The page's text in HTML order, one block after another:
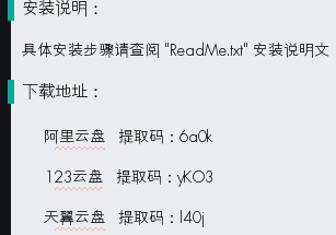
安装说明：
具体安装步骤请查阅 "ReadMe.txt" 安装说明文
下载地址：
阿里云盘 提取码：6a0k
123云盘 提取码：yKO3
天翼云盘 提取码：l40j